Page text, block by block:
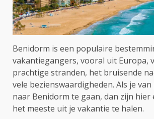
Benidorm is een populaire
vakantiegangers, vooral uit Europa,
prachtige stranden, het bruisende
vele bezienswaardigheden. Als je
naar Benidorm te gaan, dan zijn hier
het meeste uit je vakantie te halen.